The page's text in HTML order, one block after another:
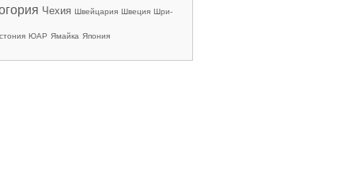
Чехия Швейцария Швеция Шри-
ЮАР Ямайка Япония